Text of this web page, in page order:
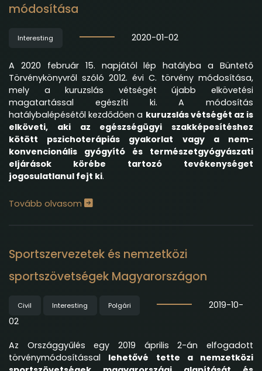
módosítása
Interesting 2020-01-02
A 2020 február 15. napjától lép hatályba a Büntető
Törvénykönyvről szóló 2012. évi C. törvény módosítása,
mely a kuruzslás vétségét újabb elkövetési
magatartással egészíti ki. A módosítás
hatálybalépésétől kezdődően a kuruzslás vétségét az is
elköveti, aki az egészségügyi szakképesítéshez
kötött pszichoterápiás gyakorlat vagy a nem-
konvencionális gyógyító és természetgyógyászati
eljárások körébe tartozó tevékenységet
jogosulatlanul fejt ki.
Tovább olvasom
Sportszervezetek és nemzetközi
sportszövetségek Magyarországon
Civil Interesting Polgári
2019-10-
02
Az Országgyűlés egy 2019 április 2-án elfogadott
törvénymódosítással lehetővé tette a nemzetközi